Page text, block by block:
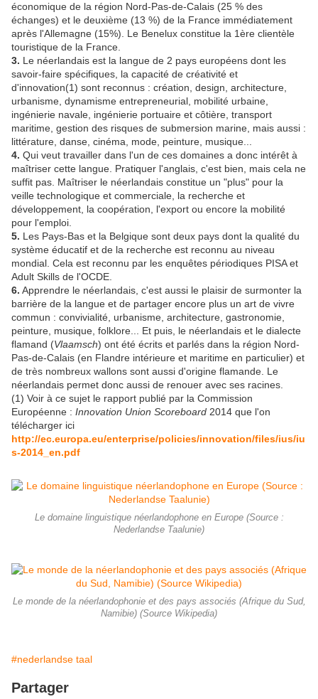
économique de la région Nord-Pas-de-Calais (25 % des
échanges) et le deuxième (13 %) de la France immédiatement
après l'Allemagne (15%). Le Benelux constitue la 1ère clientèle
touristique de la France.
3. Le néerlandais est la langue de 2 pays européens dont les
savoir-faire spécifiques, la capacité de créativité et
d'innovation(1) sont reconnus : création, design, architecture,
urbanisme, dynamisme entrepreneurial, mobilité urbaine,
ingénierie navale, ingénierie portuaire et côtière, transport
maritime, gestion des risques de submersion marine, mais aussi :
littérature, danse, cinéma, mode, peinture, musique...
4. Qui veut travailler dans l'un de ces domaines a donc intérêt à
maîtriser cette langue. Pratiquer l'anglais, c'est bien, mais cela ne
suffit pas. Maîtriser le néerlandais constitue un "plus" pour la
veille technologique et commerciale, la recherche et
développement, la coopération, l'export ou encore la mobilité
pour l'emploi.
5. Les Pays-Bas et la Belgique sont deux pays dont la qualité du
système éducatif et de la recherche est reconnu au niveau
mondial. Cela est reconnu par les enquêtes périodiques PISA et
Adult Skills de l'OCDE.
6. Apprendre le néerlandais, c'est aussi le plaisir de surmonter la
barrière de la langue et de partager encore plus un art de vivre
commun : convivialité, urbanisme, architecture, gastronomie,
peinture, musique, folklore... Et puis, le néerlandais et le dialecte
flamand (Vlaamsch) ont été écrits et parlés dans la région Nord-
Pas-de-Calais (en Flandre intérieure et maritime en particulier) et
de très nombreux wallons sont aussi d'origine flamande. Le
néerlandais permet donc aussi de renouer avec ses racines.
(1) Voir à ce sujet le rapport publié par la Commission
Européenne : Innovation Union Scoreboard 2014 que l'on
télécharger ici
http://ec.europa.eu/enterprise/policies/innovation/files/ius/iu
s-2014_en.pdf
Le domaine linguistique néerlandophone en Europe (Source :
Nederlandse Taalunie)
Le monde de la néerlandophonie et des pays associés (Afrique du Sud,
Namibie) (Source Wikipedia)
#nederlandse taal
Partager